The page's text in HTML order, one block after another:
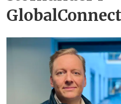
GlobalConnect